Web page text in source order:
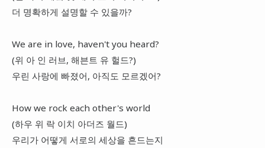
더 명확하게 설명할 수 있을까?
We are in love, haven't you heard?
(위 아 인 러브, 해븐트 유 헐드?)
우린 사랑에 빠졌어, 아직도 모르겠어?
How we rock each other's world
(하우 위 락 이치 아더즈 월드)
우리가 어떻게 서로의 세상을 흔드는지